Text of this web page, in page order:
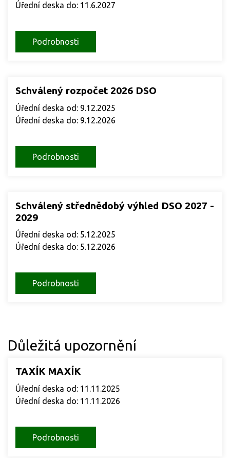
Úřední deska do: 11.6.2027
Podrobnosti
Schválený rozpočet 2026 DSO
Úřední deska od: 9.12.2025
Úřední deska do: 9.12.2026
Podrobnosti
Schválený střednědobý výhled DSO 2027 -
2029
Úřední deska od: 5.12.2025
Úřední deska do: 5.12.2026
Podrobnosti
Důležitá upozornění
TAXÍK MAXÍK
Úřední deska od: 11.11.2025
Úřední deska do: 11.11.2026
Podrobnosti